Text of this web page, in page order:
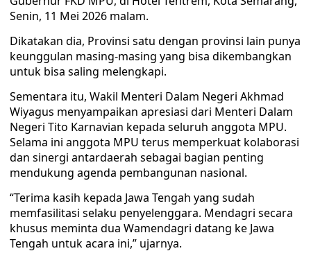
Senin, 11 Mei 2026 malam.
Dikatakan dia, Provinsi satu dengan provinsi lain punya
keunggulan masing-masing yang bisa dikembangkan
untuk bisa saling melengkapi.
Sementara itu, Wakil Menteri Dalam Negeri Akhmad
Wiyagus menyampaikan apresiasi dari Menteri Dalam
Negeri Tito Karnavian kepada seluruh anggota MPU.
Selama ini anggota MPU terus memperkuat kolaborasi
dan sinergi antardaerah sebagai bagian penting
mendukung agenda pembangunan nasional.
“Terima kasih kepada Jawa Tengah yang sudah
memfasilitasi selaku penyelenggara. Mendagri secara
khusus meminta dua Wamendagri datang ke Jawa
Tengah untuk acara ini,” ujarnya.